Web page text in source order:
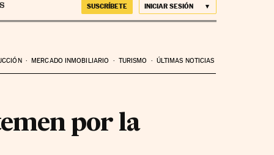
SUSCRÍBETE INICIAR SESIÓN
MERCADO INMOBILIARIO TURISMO ÚLTIMAS NOTICIAS
por la